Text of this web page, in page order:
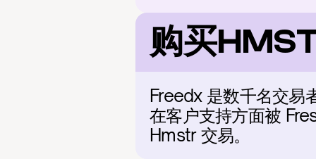
购买
Freedx 是数千名交易
在客户支持方面被
Hmstr 交易。